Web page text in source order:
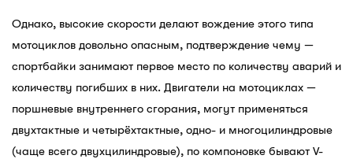
Однако, высокие скорости делают вождение этого типа
мотоциклов довольно опасным, подтверждение чему —
спортбайки занимают первое место по количеству аварий и
количеству погибших в них. Двигатели на мотоциклах —
поршневые внутреннего сгорания, могут применяться
двухтактные и четырёхтактные, одно- и многоцилиндровые
(чаще всего двухцилиндровые), по компоновке бывают V-